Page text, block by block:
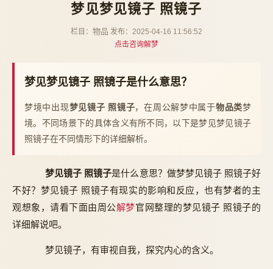
梦见梦见镜子 照镜子
栏目： 物品 发布：2025-04-16 11:56:52
点击咨询解梦
梦见梦见镜子 照镜子是什么意思？
梦境中出现梦见镜子 照镜子，在周公解梦中属于物品类梦
境。不同场景下的具体含义有所不同，以下是梦见梦见镜子
照镜子在不同情形下的详细解析。
梦见镜子 照镜子是什么意思？做梦梦见镜子 照镜子好
不好？梦见镜子 照镜子有现实的影响和反应，也有梦者的主
观想象，请看下面由周公解梦官网整理的梦见镜子 照镜子的
详细解说吧。
梦见镜子，有审视自我，探究内心的含义。